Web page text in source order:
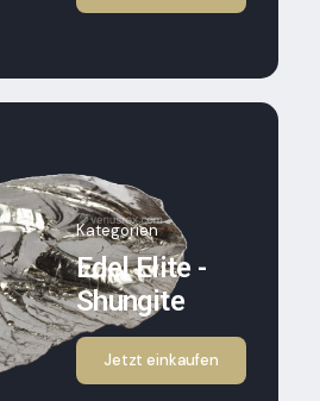
Kategorien
Edel Elite -
Shungite
Jetzt einkaufen